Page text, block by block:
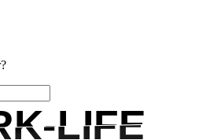
LIFE
LIFE